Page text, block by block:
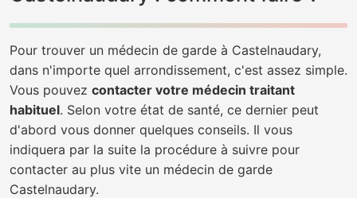
Pour trouver un médecin de garde à Castelnaudary,
dans n'importe quel arrondissement, c'est assez simple.
Vous pouvez contacter votre médecin traitant
habituel. Selon votre état de santé, ce dernier peut
d'abord vous donner quelques conseils. Il vous
indiquera par la suite la procédure à suivre pour
contacter au plus vite un médecin de garde
Castelnaudary.